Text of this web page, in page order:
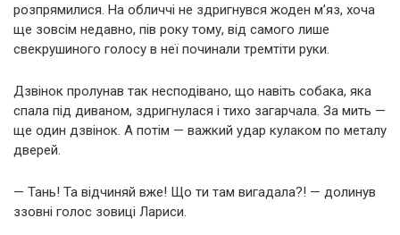
розпрямилися. На обличчі не здригнувся жоден м’яз, хоча
ще зовсім недавно, пів року тому, від самого лише
свекрушиного голосу в неї починали тремтіти руки.
Дзвінок пролунав так несподівано, що навіть собака, яка
спала під диваном, здригнулася і тихо загарчала. За мить —
ще один дзвінок. А потім — важкий удар кулаком по металу
дверей.
— Тань! Та відчиняй вже! Що ти там вигадала?! — долинув
ззовні голос зовиці Лариси.